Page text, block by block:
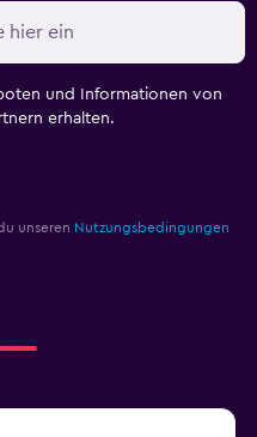
und Informationen von
erhalten.
unseren Nutzungsbedingungen